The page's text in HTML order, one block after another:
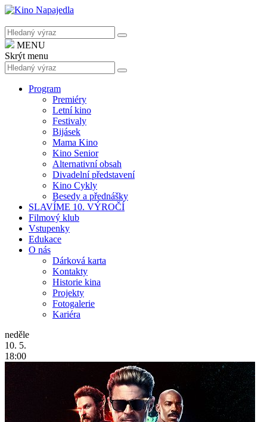
MENU
Skrýt menu
Program
Premiéry
Letní kino
Festivaly
Bijásek
Mama Kino
Kino Senior
Alternativní obsah
Divadelní představení
Kino Cykly
Besedy a přednášky
SLAVÍME 10. VÝROČÍ
Filmový klub
Vstupenky
Edukace
O nás
Dárková karta
Kontakty
Historie kina
Projekty
Fotogalerie
Kariéra
neděle
10. 5.
18:00